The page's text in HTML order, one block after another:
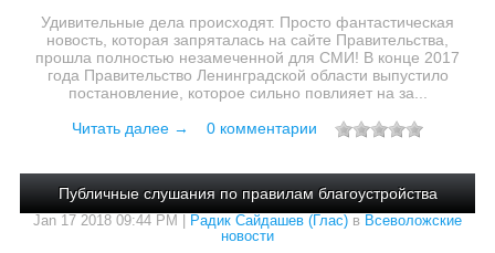
Удивительные дела происходят. Просто фантастическая
новость, которая запряталась на сайте Правительства,
прошла полностью незамеченной для СМИ! В конце 2017
года Правительство Ленинградской области выпустило
постановление, которое сильно повлияет на за...
Читать далее →
0 комментарии
Публичные слушания по правилам благоустройства
Jan 17 2018 09:44 PM | Радик Сайдашев (Глас) в Всеволожские
новости